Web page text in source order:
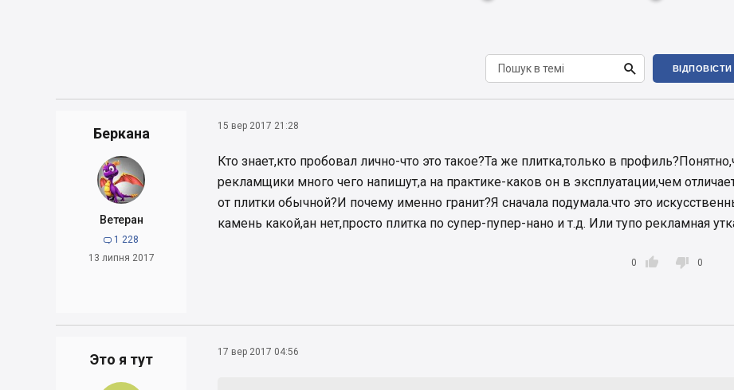
 ВІДПОВІСТИ
Беркана
Ветеран
 1 228
13 липня 2017
15 вер 2017 21:28
Кто знает,кто пробовал лично-что это такое?Та же плитка,только в
рекламщики много чего напишут,а на практике-каков он в эксплуатации,чем
от плитки обычной?И почему именно гранит?Я сначала подумала.что это
камень какой,ан нет,просто плитка по супер-пупер-нано и т.д. Или тупо рекламная

0  0
Это я тут 17 вер 2017 04:56